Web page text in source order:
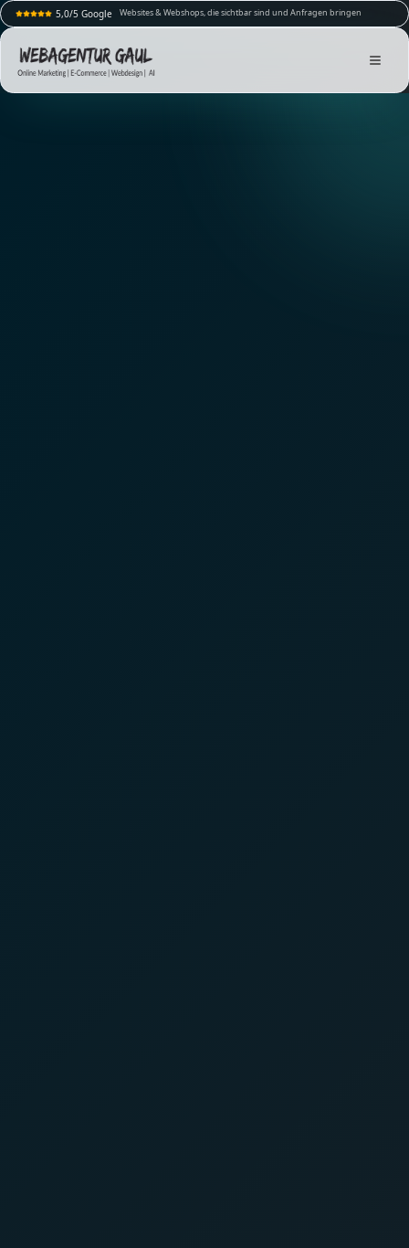
5,0/5 Google Websites & Webshops, die sichtbar sind und Anfragen bringen